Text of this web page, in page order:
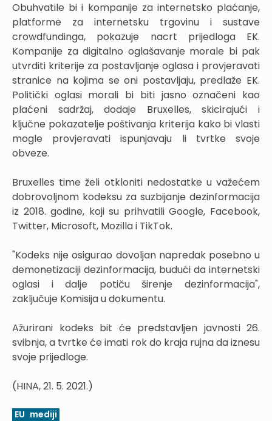
Obuhvatile bi i kompanije za internetsko plaćanje,
platforme za internetsku trgovinu i sustave
crowdfundinga, pokazuje nacrt prijedloga EK.
Kompanije za digitalno oglašavanje morale bi pak
utvrditi kriterije za postavljanje oglasa i provjeravati
stranice na kojima se oni postavljaju, predlaže EK.
Politički oglasi morali bi biti jasno označeni kao
plaćeni sadržaj, dodaje Bruxelles, skicirajući i
ključne pokazatelje poštivanja kriterija kako bi vlasti
mogle provjeravati ispunjavaju li tvrtke svoje
obveze.
Bruxelles time želi otkloniti nedostatke u važećem
dobrovoljnom kodeksu za suzbijanje dezinformacija
iz 2018. godine, koji su prihvatili Google, Facebook,
Twitter, Microsoft, Mozilla i TikTok.
"Kodeks nije osigurao dovoljan napredak posebno u
demonetizaciji dezinformacija, budući da internetski
oglasi i dalje potiču širenje dezinformacija",
zaključuje Komisija u dokumentu.
Ažurirani kodeks bit će predstavljen javnosti 26.
svibnja, a tvrtke će imati rok do kraja rujna da iznesu
svoje prijedloge.
(HINA, 21. 5. 2021.)
EU mediji